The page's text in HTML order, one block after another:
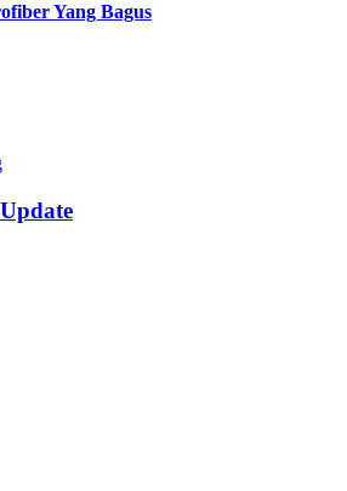
Yang Bagus